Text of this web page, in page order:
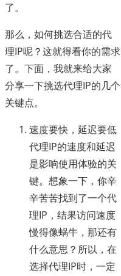
了。
那么，如何挑选合适的代
理IP呢？这就得看你的需求
了。下面，我就来给大家
分享一下挑选代理IP的几个
关键点。
速度要快，延迟要低
代理IP的速度和延迟
是影响使用体验的关
键。想象一下，你辛
辛苦苦找到了一个代
理IP，结果访问速度
慢得像蜗牛，那还有
什么意思？所以，在
选择代理IP时，一定